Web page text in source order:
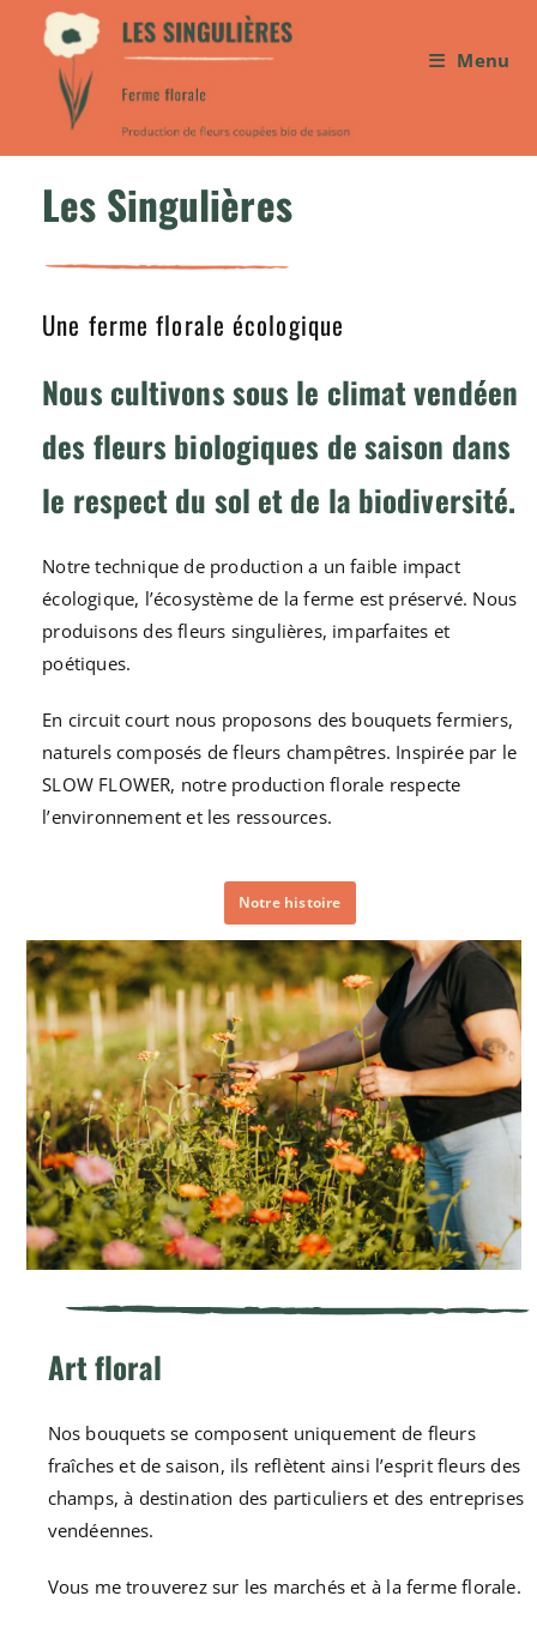
Menu
Les Singulières
Une ferme florale écologique
Nous cultivons sous le climat vendéen
des fleurs biologiques de saison dans
le respect du sol et de la biodiversité.
Notre technique de production a un faible impact
écologique, l’écosystème de la ferme est préservé. Nous
produisons des fleurs singulières, imparfaites et
poétiques.
En circuit court nous proposons des bouquets fermiers,
naturels composés de fleurs champêtres. Inspirée par le
SLOW FLOWER, notre production florale respecte
l’environnement et les ressources.
Notre histoire
Art floral
Nos bouquets se composent uniquement de fleurs
fraîches et de saison, ils reflètent ainsi l’esprit fleurs des
champs, à destination des particuliers et des entreprises
vendéennes.
Vous me trouverez sur les marchés et à la ferme florale.